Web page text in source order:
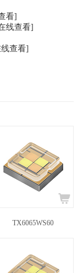
看]
线查看]
查看]
TX6065WS60